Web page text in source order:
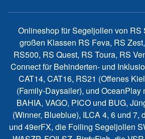
Onlineshop für Segeljollen von RS
großen Klassen RS Feva, RS
RS500, RS Quest, RS Toura, RS
Connect für Behinderten- und
CAT14, CAT16, RS21 (Offenes
(Family-Daysailer), und OceanPlay
BAHIA, VAGO, PICO und BUG,
(Winner, Blueblue), ILCA 4, 6 und 7,
und 49erFX, die Foiling Segeljollen